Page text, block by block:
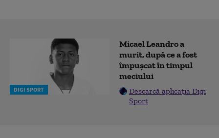
DIGI SPORT
Micael Leandro a
murit, după ce a fost
împușcat în timpul
meciului
Descarcă aplicația Digi
Sport